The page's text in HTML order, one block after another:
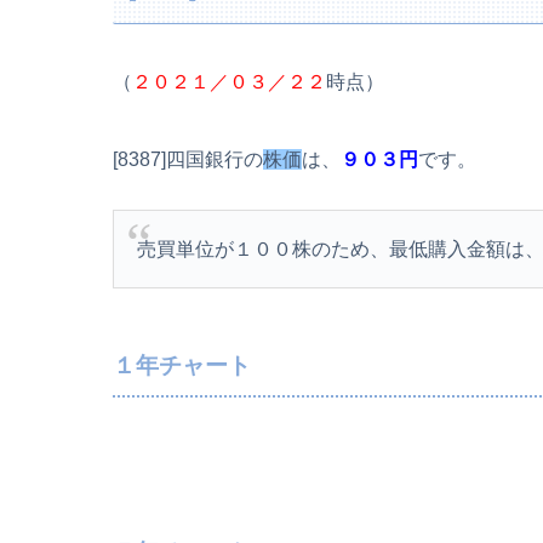
（ ２０２１／０３／２２ 時点）
[8387]四国銀行の株価は、 ９０３円 です。
売買単位が１００株のため、最低購入金額は
１年チャート